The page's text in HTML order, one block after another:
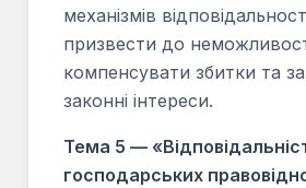
механізмів
призвести до
компенсувати збитки та
законні інтереси.
Тема 5 —
господарських